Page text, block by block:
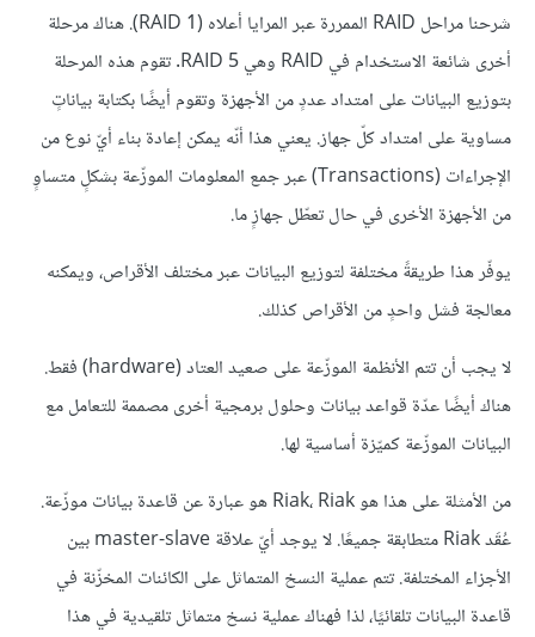
شرحنا مراحل RAID الممررة عبر المرايا أعلاه (RAID 1). هناك مرحلة
أخرى شائعة الاستخدام في RAID وهي RAID 5. تقوم هذه المرحلة
بتوزيع البيانات على امتداد عددٍ من الأجهزة وتقوم أيضًا بكتابة بياناتٍ
مساوية على امتداد كلّ جهاز. يعني هذا أنّه يمكن إعادة بناء أيّ نوع من
الإجراءات (Transactions) عبر جمع المعلومات الموزّعة بشكلٍ متساوٍ
من الأجهزة الأخرى في حال تعطّل جهازٍ ما.
يوفّر هذا طريقةً مختلفة لتوزيع البيانات عبر مختلف الأقراص، ويمكنه
معالجة فشل واحدٍ من الأقراص كذلك.
لا يجب أن تتم الأنظمة الموزّعة على صعيد العتاد (hardware) فقط.
هناك أيضًا عدّة قواعد بيانات وحلول برمجية أخرى مصممة للتعامل مع
البيانات الموزّعة كميّزة أساسية لها.
من الأمثلة على هذا هو Riak، Riak هو عبارة عن قاعدة بيانات موزّعة.
عُقَد Riak متطابقة جميعًا. لا يوجد أيّ علاقة master-slave بين
الأجزاء المختلفة. تتم عملية النسخ المتماثل على الكائنات المخزّنة في
قاعدة البيانات تلقائيًا، لذا فهناك عملية نسخ متماثل تلقيدية في هذا